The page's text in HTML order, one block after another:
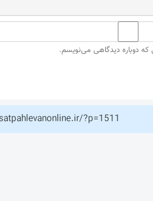
که دوباره دیدگاهی می‌نویسم.
?p=1511